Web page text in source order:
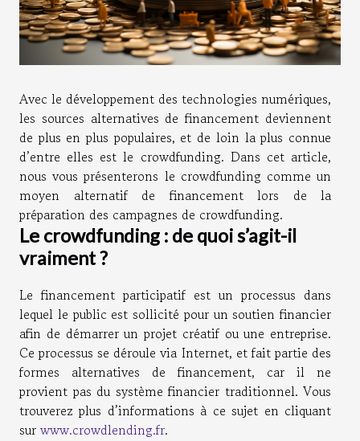
Avec le développement des technologies numériques,
les sources alternatives de financement deviennent
de plus en plus populaires, et de loin la plus connue
d’entre elles est le crowdfunding. Dans cet article,
nous vous présenterons le crowdfunding comme un
moyen alternatif de financement lors de la
préparation des campagnes de crowdfunding.
Le crowdfunding : de quoi s’agit-il
vraiment ?
Le financement participatif est un processus dans
lequel le public est sollicité pour un soutien financier
afin de démarrer un projet créatif ou une entreprise.
Ce processus se déroule via Internet, et fait partie des
formes alternatives de financement, car il ne
provient pas du système financier traditionnel. Vous
trouverez plus d’informations à ce sujet en cliquant
sur www.crowdlending.fr.